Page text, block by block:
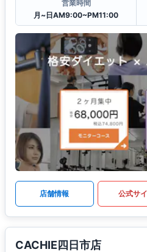
営業時間
月~日AM9:00~PM11:00
店舗情報 公式サ
CACHIE四日市店